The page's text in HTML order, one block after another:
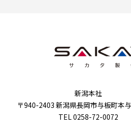
新潟本社
〒940-2403 新潟県長岡市与板町本
TEL 0258-72-0072